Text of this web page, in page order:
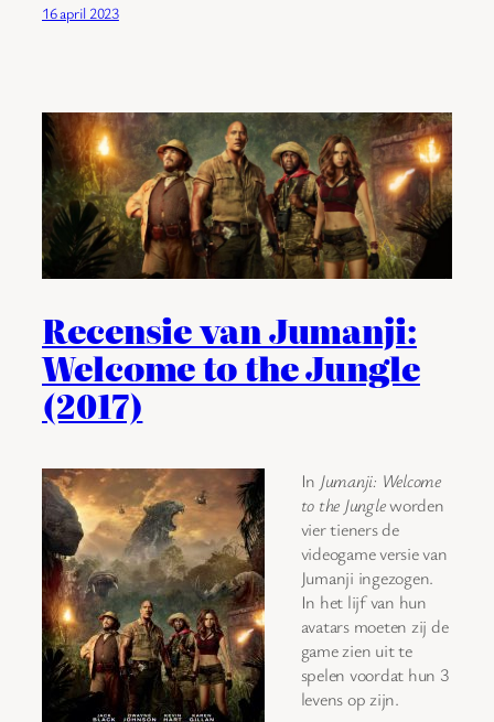
16 april 2023
Recensie van Jumanji:
Welcome to the Jungle
(2017)
In Jumanji: Welcome
to the Jungleworden
vier tieners de
videogame versie van
Jumanji ingezogen.
In het lijf van hun
avatars moeten zij de
game zien uit te
spelen voordat hun 3
levens op zijn.